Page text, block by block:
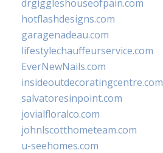
drgiggleshouseofpain.com
hotflashdesigns.com
garagenadeau.com
lifestylechauffeurservice.com
EverNewNails.com
insideoutdecoratingcentre.com
salvatoresinpoint.com
jovialfloralco.com
johnlscotthometeam.com
u-seehomes.com